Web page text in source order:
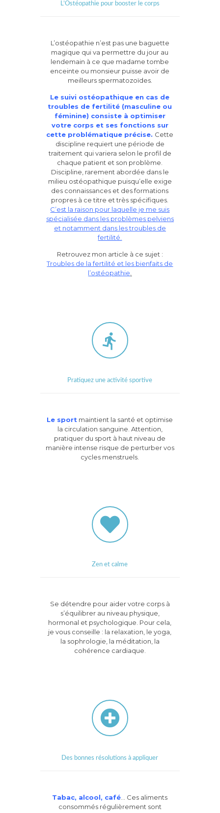
L’Ostéopathie pour booster le corps
L’ostéopathie n’est pas une baguette
magique qui va permettre du jour au
lendemain à ce que madame tombe
enceinte ou monsieur puisse avoir de
meilleurs spermatozoïdes.
Le suivi ostéopathique en cas de
troubles de fertilité (masculine ou
féminine) consiste à optimiser
votre corps et ses fonctions sur
cette problématique précise. Cette
discipline requiert une période de
traitement qui variera selon le profil de
chaque patient et son problème.
Discipline, rarement abordée dans le
milieu ostéopathique puisqu’elle exige
des connaissances et des formations
propres à ce titre et très spécifiques.
C’est la raison pour laquelle je me suis
spécialisée dans les problèmes pelviens
et notamment dans les troubles de
fertilité.
Retrouvez mon article à ce sujet :
Troubles de la fertilité et les bienfaits de
l’ostéopathie
Pratiquez une activité sportive
Le sport maintient la santé et optimise
la circulation sanguine. Attention,
pratiquer du sport à haut niveau de
manière intense risque de perturber vos
cycles menstruels.
Zen et calme
Se détendre pour aider votre corps à
s’équilibrer au niveau physique,
hormonal et psychologique. Pour cela,
je vous conseille : la relaxation, le yoga,
la sophrologie, la méditation, la
cohérence cardiaque.
Des bonnes résolutions à appliquer
Tabac, alcool, café … Ces aliments
consommés régulièrement sont